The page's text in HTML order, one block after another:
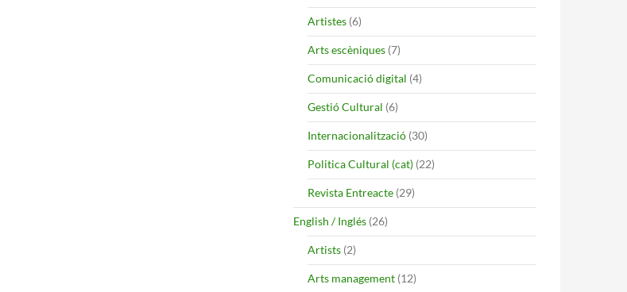
Artistes (6)
Arts escèniques (7)
Comunicació digital (4)
Gestió Cultural (6)
Internacionalització (30)
Politica Cultural (cat) (22)
Revista Entreacte (29)
English / Inglés (26)
Artists (2)
Arts management (12)